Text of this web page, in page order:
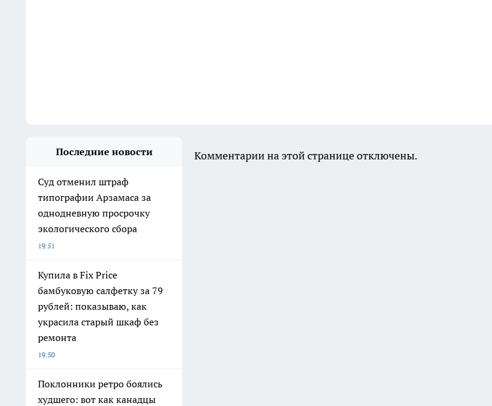
Последние новости
Суд отменил штраф
типографии Арзамаса за
однодневную просрочку
экологического сбора
19:51
Купила в Fix Price
бамбуковую салфетку за 79
рублей: показываю, как
украсила старый шкаф без
ремонта
19:50
Поклонники ретро боялись
худшего: вот как канадцы
Комментарии на этой странице отключены.